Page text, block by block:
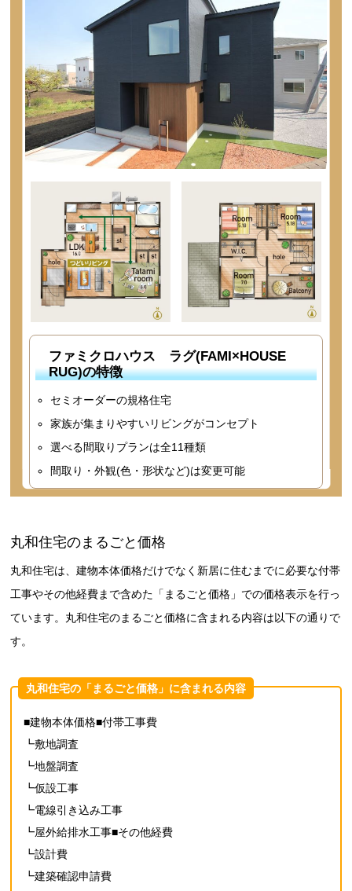
ファミクロハウス ラグ(FAMI×HOUSE
RUG)の特徴
セミオーダーの規格住宅
家族が集まりやすいリビングがコンセプト
選べる間取りプランは全11種類
間取り・外観(色・形状など)は変更可能
丸和住宅のまるごと価格
丸和住宅は、建物本体価格だけでなく新居に住むまでに必要な付帯
工事やその他経費まで含めた「まるごと価格」での価格表示を行っ
ています。丸和住宅のまるごと価格に含まれる内容は以下の通りで
す。
丸和住宅の「まるごと価格」に含まれる内容
■建物本体価格■付帯工事費
┗敷地調査
┗地盤調査
┗仮設工事
┗電線引き込み工事
┗屋外給排水工事■その他経費
┗設計費
┗建築確認申請費